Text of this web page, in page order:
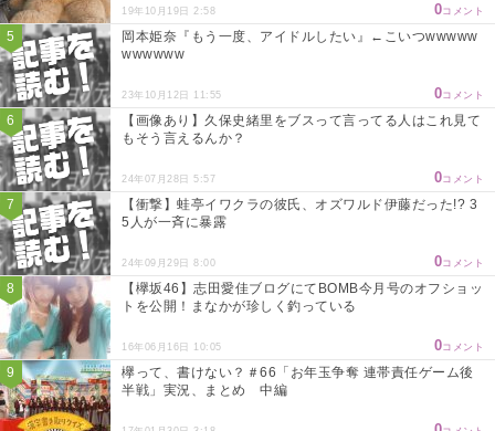
19年10月19日 2:58 0コメント
岡本姫奈『もう一度、アイドルしたい』←こいつwwwww
wwwwww
23年10月12日 11:55 0コメント
【画像あり】久保史緒里をブスって言ってる人はこれ見て
もそう言えるんか？
24年07月28日 5:57 0コメント
【衝撃】蛙亭イワクラの彼氏、オズワルド伊藤だった!? 3
5人が一斉に暴露
24年09月29日 8:00 0コメント
【欅坂46】志田愛佳ブログにてBOMB今月号のオフショッ
トを公開！まなかが珍しく釣っている
16年06月16日 10:05 0コメント
欅って、書けない？＃66「お年玉争奪 連帯責任ゲーム後
半戦」実況、まとめ 中編